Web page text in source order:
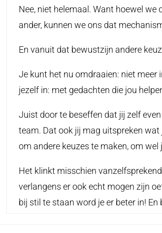
Nee, niet helemaal. Want hoewel
ander, kunnen we ons dat
En vanuit dat bewustzijn andere
Je kunt het nu omdraaien: niet meer
jezelf in: met gedachten die jou
Juist door te beseffen dat jij zelf
team. Dat ook jij mag uitspreken
om andere keuzes te maken, om
Het klinkt misschien
verlangens er ook echt mogen zijn
bij stil te staan word je er beter in!